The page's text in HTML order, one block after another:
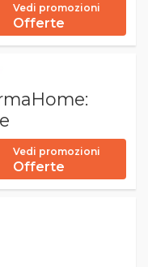
Vedi promozioni
Offerte
Vedi promozioni
Offerte